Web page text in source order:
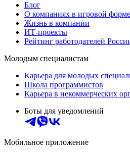
Блог
О компаниях в игровой форме
Жизнь в компании
ИТ-проекты
Рейтинг работодателей
Молодым специалистам
Карьера для молодых
Школа программистов
Карьера в некоммерческих
Боты для уведомлений
Мобильное приложение